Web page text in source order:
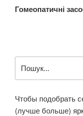
запис
Гомеопатичні
за
Чтобы подобрать
(лучше больше)